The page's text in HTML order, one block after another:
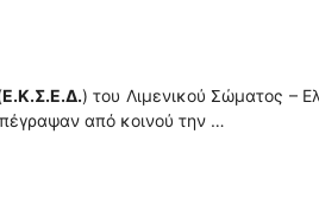
Ε.Κ.Σ.Ε.Δ.) του Λιμενικού Σώματος –
από κοινού την …